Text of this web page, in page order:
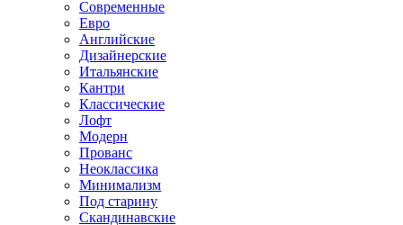
Современные
Евро
Английские
Дизайнерские
Итальянские
Кантри
Классические
Лофт
Модерн
Прованс
Неоклассика
Минимализм
Под старину
Скандинавские